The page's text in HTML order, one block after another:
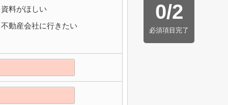
0/2
必須項目完了
資料がほしい
不動産会社に行きたい